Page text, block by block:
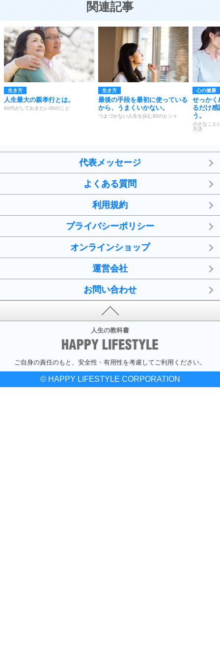
関連記事
生き方
人生最大の親孝行とは。
60代がしておきたい30のこと
生き方
最後の手段を最初に使っている
から、うまくいかない。
つまづかない人生を歩む30のヒント
心の健康
せっかく
るだけ
う。
小さなこと
方法
代表メッセージ
よくある質問
利用規約
プライバシーポリシー
オンラインショップ
運営会社
お問い合わせ
人生の教科書
ご自身の責任のもと、安全性・有用性を考慮してご利用ください。
© HAPPY LIFESTYLE CORPORATION